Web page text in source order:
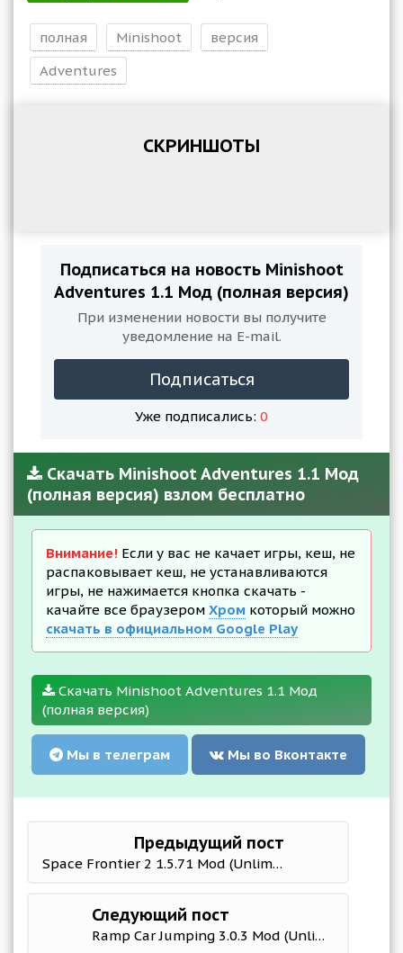
полная Minishoot
версия
Adventures
СКРИНШОТЫ
Подписаться на новость Minishoot
Adventures 1.1 Мод (полная версия)
При изменении новости вы получите
уведомление на E-mail.
Подписаться
Уже подписались: 0
Скачать Minishoot Adventures 1.1 Мод
(полная версия) взлом бесплатно
Внимание! Если у вас не качает игры, кеш, не
распаковывает кеш, не устанавливаются
игры, не нажимается кнопка скачать -
качайте все браузером Хром который можно
скачать в официальном Google Play
Скачать Minishoot Adventures 1.1 Мод
(полная версия)
Мы в телеграм Мы во Вконтакте
Предыдущий пост
Space Frontier 2 1.5.71 Mod (Unlimited gold coins)
Следующий пост
Ramp Car Jumping 3.0.3 Mod (Unlimited Money)